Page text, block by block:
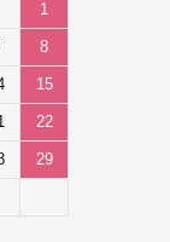
1
8
15
22
29